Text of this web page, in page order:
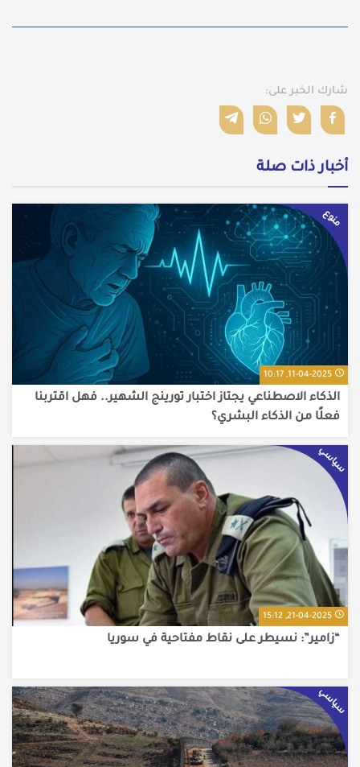
شارك الخبر على:
أخبار ذات صلة
منوع
11-04-2025, 10:17
الذكاء الاصطناعي يجتاز اختبار تورينج الشهير.. فهل اقتربنا
فعلًا من الذكاء البشري؟
سياسي
21-04-2025, 15:12
“زامير”: نسيطر على نقاط مفتاحية في سوريا
سياسي